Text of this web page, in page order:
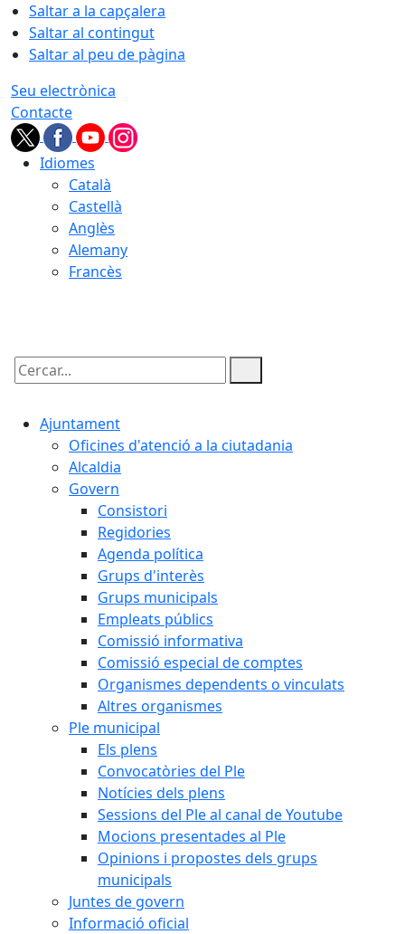
Saltar a la capçalera
Saltar al contingut
Saltar al peu de pàgina
Seu electrònica
Contacte
Idiomes
Català
Castellà
Anglès
Alemany
Francès
Cercar:
Ajuntament
Oficines d'atenció a la ciutadania
Alcaldia
Govern
Consistori
Regidories
Agenda política
Grups d'interès
Grups municipals
Empleats públics
Comissió informativa
Comissió especial de comptes
Organismes dependents o vinculats
Altres organismes
Ple municipal
Els plens
Convocatòries del Ple
Notícies dels plens
Sessions del Ple al canal de Youtube
Mocions presentades al Ple
Opinions i propostes dels grups
municipals
Juntes de govern
Informació oficial